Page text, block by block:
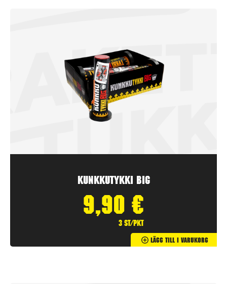
Kunkkutykki Big
9,90 €
3 st/pkt
Lägg Till I Varukorg